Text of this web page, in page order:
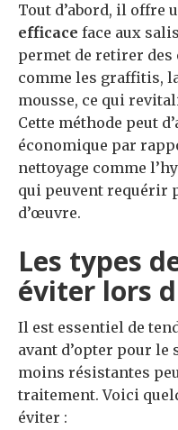
Tout d’abord, il offre
efficace face aux
permet de retirer
comme les graffitis,
mousse, ce qui
Cette méthode peut
économique par
nettoyage comme
qui peuvent requérir
d’œuvre.
Les types
éviter lors
Il est essentiel de
avant d’opter pour le
moins résistantes
traitement. Voici
éviter :